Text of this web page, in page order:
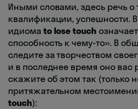
Иными словами, здесь речь о
квалификации, успешности.
идиома to lose touch
способность к чему-то». В
следите за творчеством
и в последнее время оно вас
скажите об этом так (только
притяжательном
touch):